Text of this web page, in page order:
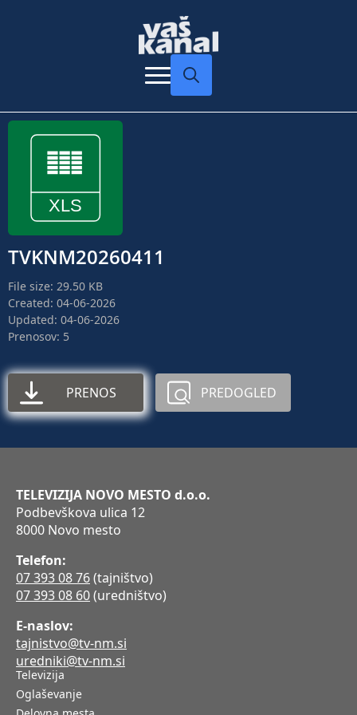
TVKNM20260411
File size: 29.50 KB
Created: 04-06-2026
Updated: 04-06-2026
Prenosov: 5
PRENOS PREDOGLED
TELEVIZIJA NOVO MESTO d.o.o.
Podbevškova ulica 12
8000 Novo mesto
Telefon:
07 393 08 76(tajništvo)
07 393 08 60(uredništvo)
E-naslov:
tajnistvo@tv-nm.si
uredniki@tv-nm.si
Televizija
Oglaševanje